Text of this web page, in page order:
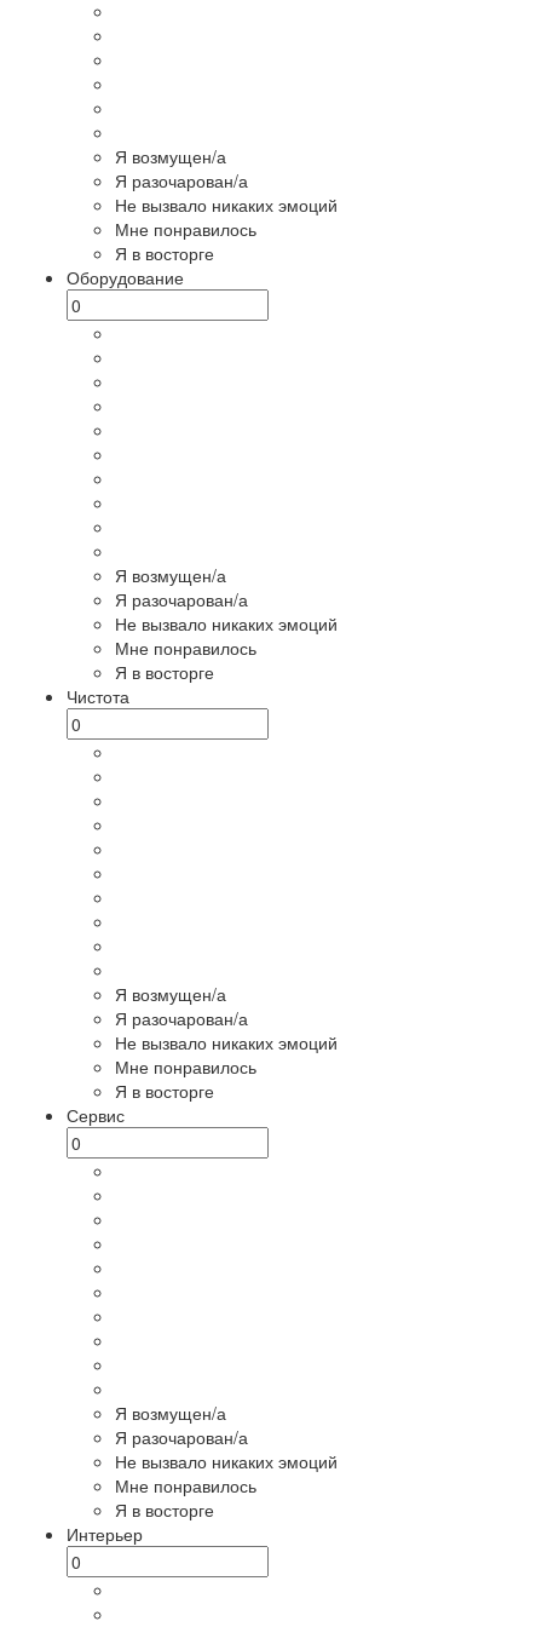
Я возмущен/а
Я разочарован/а
Не вызвало никаких эмоций
Мне понравилось
Я в восторге
Оборудование
Я возмущен/а
Я разочарован/а
Не вызвало никаких эмоций
Мне понравилось
Я в восторге
Чистота
Я возмущен/а
Я разочарован/а
Не вызвало никаких эмоций
Мне понравилось
Я в восторге
Сервис
Я возмущен/а
Я разочарован/а
Не вызвало никаких эмоций
Мне понравилось
Я в восторге
Интерьер